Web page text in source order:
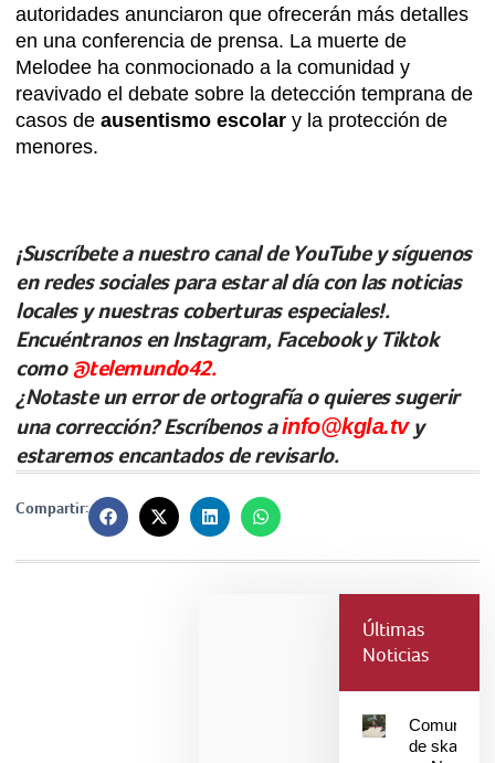
autoridades anunciaron que ofrecerán más detalles
en una conferencia de prensa. La muerte de
Melodee ha conmocionado a la comunidad y
reavivado el debate sobre la detección temprana de
casos de ausentismo escolar y la protección de
menores.
¡Suscríbete a nuestro canal de YouTube y síguenos
en redes sociales para estar al día con las noticias
locales y nuestras coberturas especiales!.
Encuéntranos en Instagram, Facebook y Tiktok
como @telemundo42.
¿Notaste un error de ortografía o quieres sugerir
una corrección? Escríbenos ainfo@kgla.tvy
estaremos encantados de revisarlo.
Compartir:
Últimas
Noticias
Comunidad
de skaters